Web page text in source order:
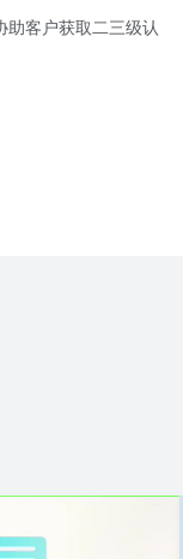
客户获取二三级认